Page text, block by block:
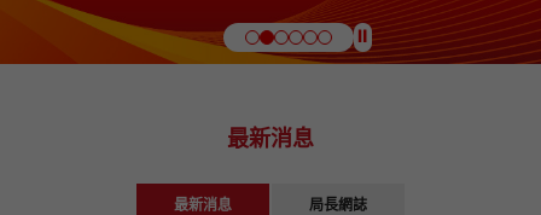
⏸
最新消息
最新消息 局長網誌